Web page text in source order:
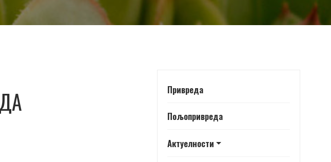
Привреда
Пољопривреда
Актуелности